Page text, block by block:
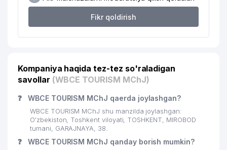
18
USPENSKIY NOMIDAGI RESPUBLIKA
IXTISOSLASHTIRILGAN MUSIQA
MAKTABI
501 м
20 MUBORAK MChJ
21 ANALYTICS CONSULTING MChJ 518 м
22
NOGIRONLARNI REABILITATSIA
QILISH VA PROTEZLASH MILLIY
Fikr qoldirish
Kompaniya haqida tez-tez so'raladigan
savollar (WBCE TOURISM MChJ)
❓ WBCE TOURISM MChJ qaerda joylashgan?
WBCE TOURISM MChJ shu manzilda joylashgan:
O'zbekiston, Toshkent viloyati, TOSHKENT, MIROBOD
tumani, GARAJNAYA, 38.
❓ WBCE TOURISM MChJ qanday borish mumkin?